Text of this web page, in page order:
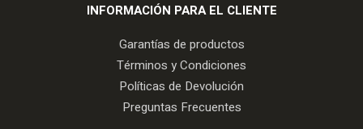
INFORMACIÓN PARA EL CLIENTE
Garantías de productos
Términos y Condiciones
Políticas de Devolución
Preguntas Frecuentes